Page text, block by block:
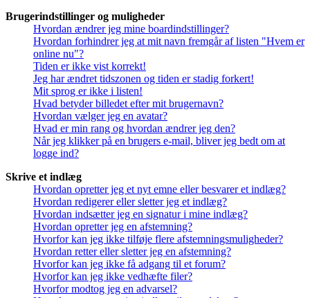
Brugerindstillinger og muligheder
Hvordan ændrer jeg mine boardindstillinger?
Hvordan forhindrer jeg at mit navn fremgår af listen "Hvem er
online nu"?
Tiden er ikke vist korrekt!
Jeg har ændret tidszonen og tiden er stadig forkert!
Mit sprog er ikke i listen!
Hvad betyder billedet efter mit brugernavn?
Hvordan vælger jeg en avatar?
Hvad er min rang og hvordan ændrer jeg den?
Når jeg klikker på en brugers e-mail, bliver jeg bedt om at
logge ind?
Skrive et indlæg
Hvordan opretter jeg et nyt emne eller besvarer et indlæg?
Hvordan redigerer eller sletter jeg et indlæg?
Hvordan indsætter jeg en signatur i mine indlæg?
Hvordan opretter jeg en afstemning?
Hvorfor kan jeg ikke tilføje flere afstemningsmuligheder?
Hvordan retter eller sletter jeg en afstemning?
Hvorfor kan jeg ikke få adgang til et forum?
Hvorfor kan jeg ikke vedhæfte filer?
Hvorfor modtog jeg en advarsel?